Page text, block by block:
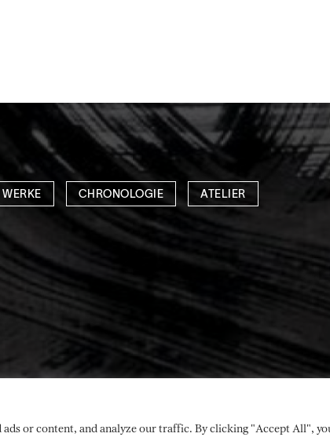
or content, and analyze our traffic. By clicking "Accept All",
WERKE CHRONOLOGIE ATELIER